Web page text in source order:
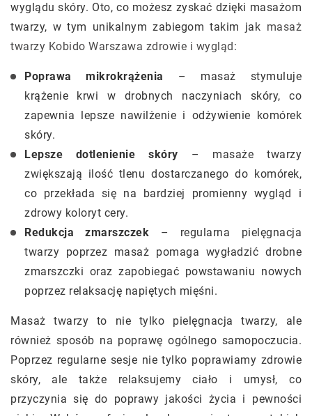
wyglądu skóry. Oto, co możesz zyskać dzięki masażom
twarzy, w tym unikalnym zabiegom takim jak masaż
twarzy Kobido Warszawa zdrowie i wygląd :
Poprawa mikrokrążenia – masaż stymuluje
krążenie krwi w drobnych naczyniach skóry, co
zapewnia lepsze nawilżenie i odżywienie komórek
skóry.
Lepsze dotlenienie skóry – masaże twarzy
zwiększają ilość tlenu dostarczanego do komórek,
co przekłada się na bardziej promienny wygląd i
zdrowy koloryt cery.
Redukcja zmarszczek – regularna pielęgnacja
twarzy poprzez masaż pomaga wygładzić drobne
zmarszczki oraz zapobiegać powstawaniu nowych
poprzez relaksację napiętych mięśni.
Masaż twarzy to nie tylko pielęgnacja twarzy, ale
również sposób na poprawę ogólnego samopoczucia.
Poprzez regularne sesje nie tylko poprawiamy zdrowie
skóry, ale także relaksujemy ciało i umysł, co
przyczynia się do poprawy jakości życia i pewności